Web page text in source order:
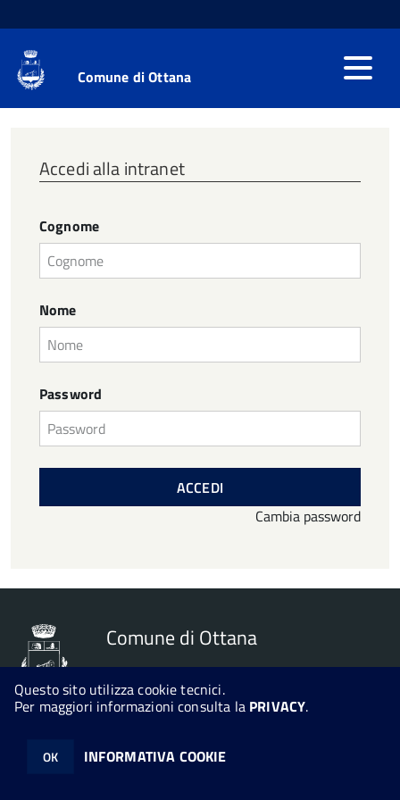
Questo sito utilizza cookie tecnici.
Per maggiori informazioni consulta la PRIVACY.
OK INFORMATIVA COOKIE
Comune di Ottana
Accedi alla intranet
Cognome
Nome
Password
Comune di Ottana
© 2026 Halley Informatica. Tutti i diritti riservati. Halley EG 041440.